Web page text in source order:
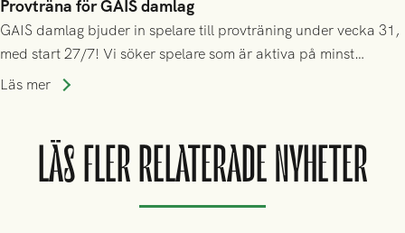
Provträna för GAIS damlag
GAIS damlag bjuder in spelare till provträning under vecka 31,
med start 27/7! Vi söker spelare som är aktiva på minst
division 3-nivå.
Läs mer
LÄS FLER RELATERADE NYHETER